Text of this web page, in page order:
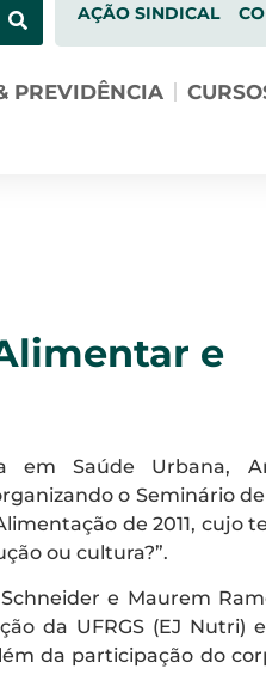
AÇÃO SINDICAL
PREVIDÊNCIA
e
em Saúde Urbana,
o Seminário
de 2011, cujo
ou cultura?”.
e Maurem
da UFRGS (EJ Nutri)
da participação do